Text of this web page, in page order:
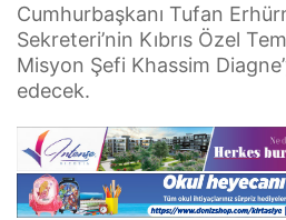
Cumhurbaşkanı Tufan
Sekreteri’nin Kıbrıs Özel
Misyon Şefi Khassim
edecek.